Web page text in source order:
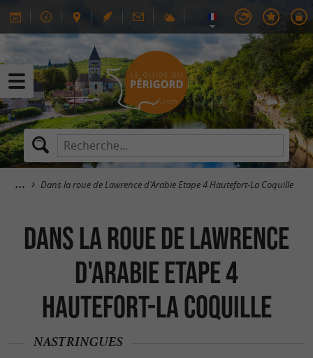
Dans la roue de Lawrence d'Arabie Etape 4 Hautefort-La Coquille
Dans la roue de Lawrence
d'Arabie Etape 4
Hautefort-La Coquille
NASTRINGUES